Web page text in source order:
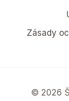
Zásady
© 2026